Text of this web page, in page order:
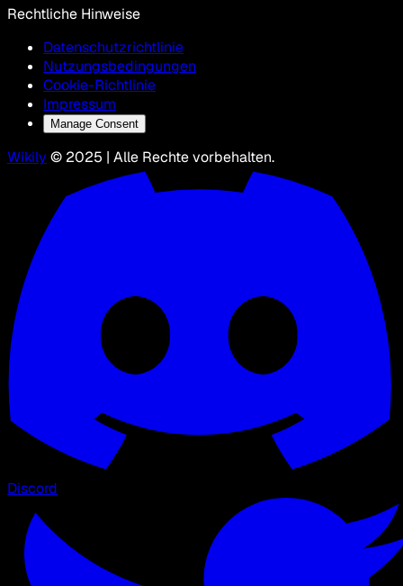
Rechtliche Hinweise
Datenschutzrichtlinie
Nutzungsbedingungen
Cookie-Richtlinie
Impressum
Manage Consent
Wikily © 2025 | Alle Rechte vorbehalten.
Discord